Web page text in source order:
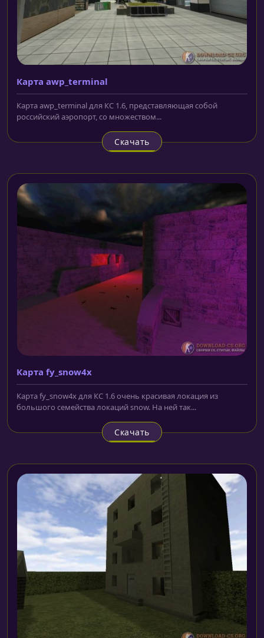
Карта awp_terminal
Карта awp_terminal для КС 1.6, представляющая собой
российский аэропорт, со множеством...
Скачать
Карта fy_snow4x
Карта fy_snow4x для КС 1.6 очень красивая локация из
большого семейства локаций snow. На ней так...
Скачать